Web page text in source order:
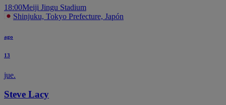
18:00Meiji Jingu Stadium
Shinjuku, Tokyo Prefecture, Japón
ago
13
jue.
Steve Lacy